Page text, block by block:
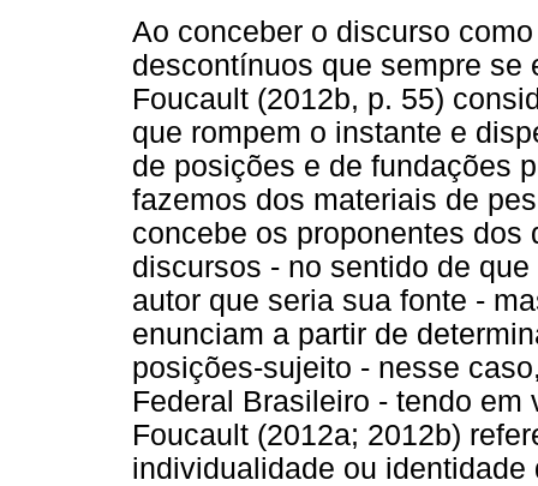
Ao conceber o discurso
descontínuos que sempre se
Foucault (2012b, p. 55)
que rompem o instante e
de posições e de fundações
fazemos dos materiais de
concebe os proponentes
discursos - no sentido de
autor que seria sua fonte -
enunciam a partir de
posições-sujeito - nesse
Federal Brasileiro - tendo
Foucault (2012a; 2012b)
individualidade ou